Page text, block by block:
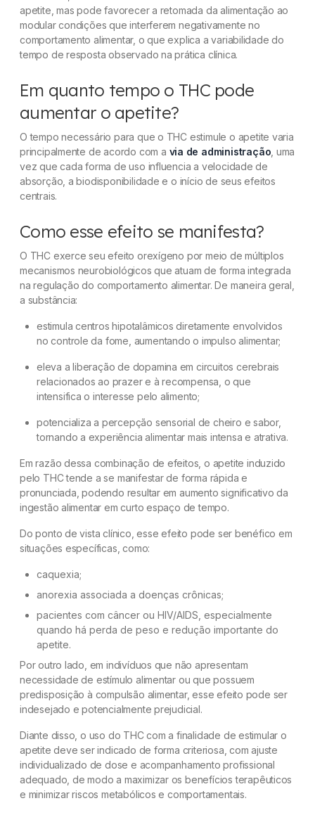
apetite, mas pode favorecer a retomada da alimentação ao
modular condições que interferem negativamente no
comportamento alimentar, o que explica a variabilidade do
tempo de resposta observado na prática clínica.
Em quanto tempo o THC pode
aumentar o apetite?
O tempo necessário para que o THC estimule o apetite varia
principalmente de acordo com a via de administração , uma
vez que cada forma de uso influencia a velocidade de
absorção, a biodisponibilidade e o início de seus efeitos
centrais.
Como esse efeito se manifesta?
O THC exerce seu efeito orexígeno por meio de múltiplos
mecanismos neurobiológicos que atuam de forma integrada
na regulação do comportamento alimentar. De maneira geral,
a substância:
estimula centros hipotalâmicos diretamente envolvidos
no controle da fome, aumentando o impulso alimentar;
eleva a liberação de dopamina em circuitos cerebrais
relacionados ao prazer e à recompensa, o que
intensifica o interesse pelo alimento;
potencializa a percepção sensorial de cheiro e sabor,
tornando a experiência alimentar mais intensa e atrativa.
Em razão dessa combinação de efeitos, o apetite induzido
pelo THC tende a se manifestar de forma rápida e
pronunciada, podendo resultar em aumento significativo da
ingestão alimentar em curto espaço de tempo.
Do ponto de vista clínico, esse efeito pode ser benéfico em
situações específicas, como:
caquexia;
anorexia associada a doenças crônicas;
pacientes com câncer ou HIV/AIDS, especialmente
quando há perda de peso e redução importante do
apetite.
Por outro lado, em indivíduos que não apresentam
necessidade de estímulo alimentar ou que possuem
predisposição à compulsão alimentar, esse efeito pode ser
indesejado e potencialmente prejudicial.
Diante disso, o uso do THC com a finalidade de estimular o
apetite deve ser indicado de forma criteriosa, com ajuste
individualizado de dose e acompanhamento profissional
adequado, de modo a maximizar os benefícios terapêuticos
e minimizar riscos metabólicos e comportamentais.